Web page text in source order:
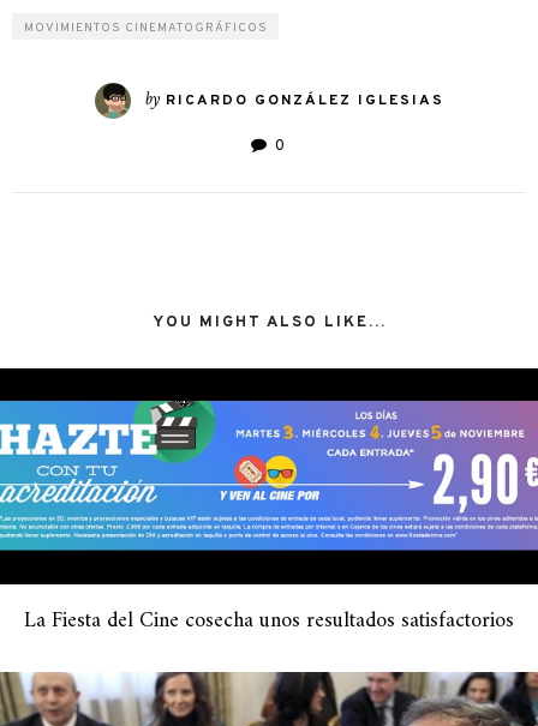
MOVIMIENTOS CINEMATOGRÁFICOS
by RICARDO GONZÁLEZ IGLESIAS
0
YOU MIGHT ALSO LIKE...
La Fiesta del Cine cosecha unos resultados satisfactorios